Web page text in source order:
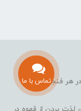
تماس با ما
هر فنجان قهوه